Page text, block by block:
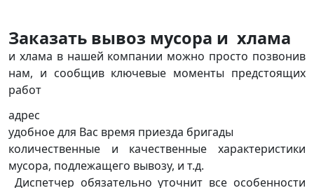
Заказать вывоз мусора и хлама
и хлама в нашей компании можно просто позвонив
нам, и сообщив ключевые моменты предстоящих
работ
адрес
удобное для Вас время приезда бригады
количественные и качественные характеристики
мусора, подлежащего вывозу, и т.д.
Диспетчер обязательно уточнит все особенности